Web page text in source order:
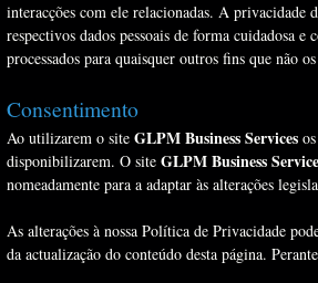
interacções com ele relacionadas. A privacidade
respectivos dados pessoais de forma cuidadosa
processados para quaisquer outros fins que não
Consentimento
Ao utilizarem o site GLPM Business Services
disponibilizarem. O site GLPM Business
nomeadamente para a adaptar às alterações
As alterações à nossa Política de Privacidade
da actualização do conteúdo desta página.